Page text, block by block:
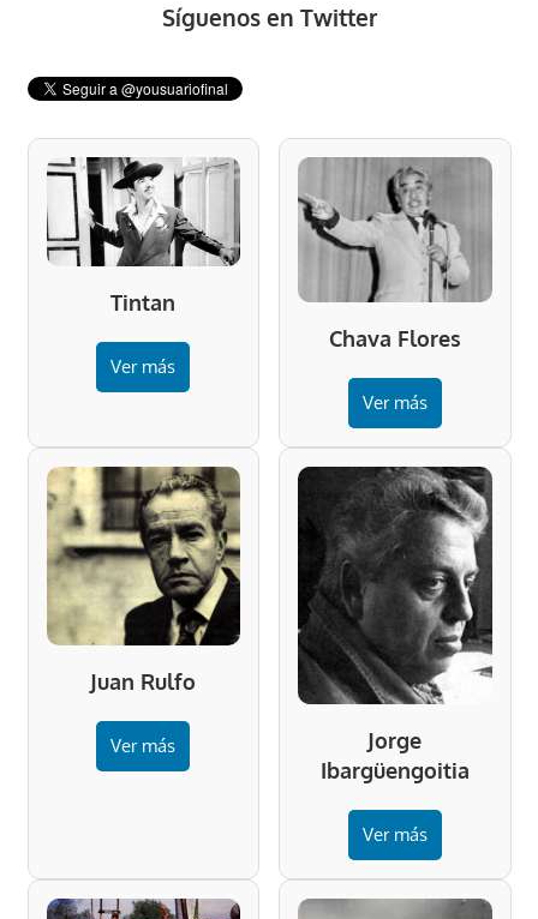
Síguenos en Twitter
Tintan
Ver más
Chava Flores
Ver más
Juan Rulfo
Ver más
Jorge
Ibargüengoitia
Ver más